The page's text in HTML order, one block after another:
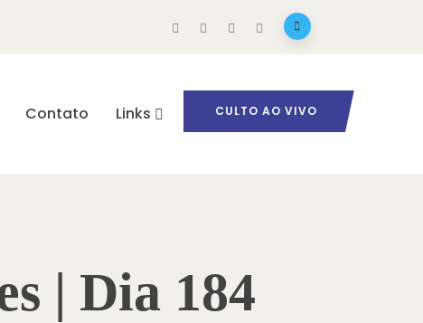
Contato Links CULTO AO VIVO
| Dia 184